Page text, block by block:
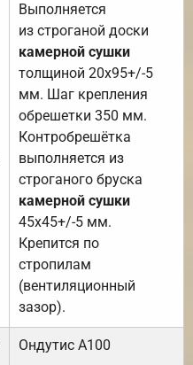
Выполняется
из строганой доски
камерной сушки
толщиной 20х95+/-5
мм. Шаг крепления
обрешетки 350 мм.
Контробрешётка
выполняется из
строганого бруска
камерной сушки
45х45+/-5 мм.
Крепится по
стропилам
(вентиляционный
зазор).
Ондутис А100